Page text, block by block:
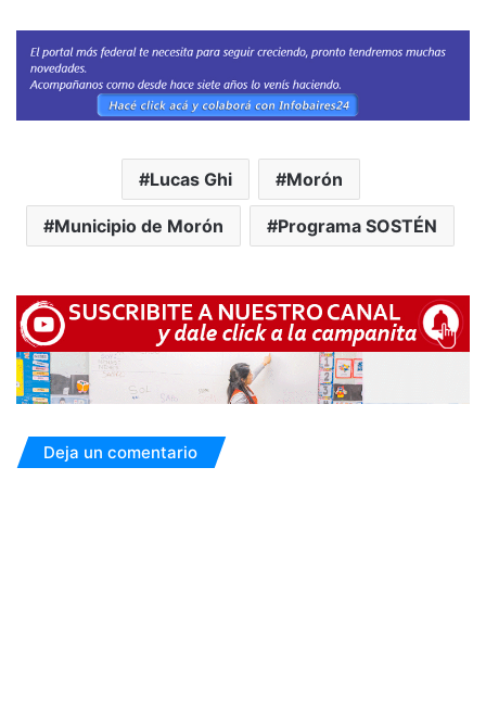
Lucas Ghi Morón
Municipio de Morón Programa SOSTÉN
Deja un comentario